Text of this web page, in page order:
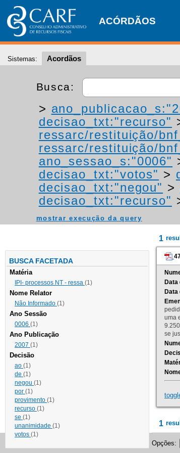
ACÓRDÃOS
Sistemas: Acordãos
Busca:
>
decisao_txt:"recurso"
ressarc/restituição/
ressarc/restituição/
ano_sessao_s:"0006"
decisao_txt:"votos" >
decisao_txt:"negou" >
decisao_txt:"recurso"
mostrar execução da query
BUSCA FACETADA
Matéria
IPI- processos NT - ressa (1)
Nome Relator
Não Informado (1)
Ano Sessão
0006 (1)
Ano Publicação
2007 (1)
Decisão
ao (1)
de (1)
negou (1)
por (1)
provimento (1)
recurso (1)
se (1)
unanimidade (1)
votos (1)
1
Data
Data
uma
se
1
Opções: